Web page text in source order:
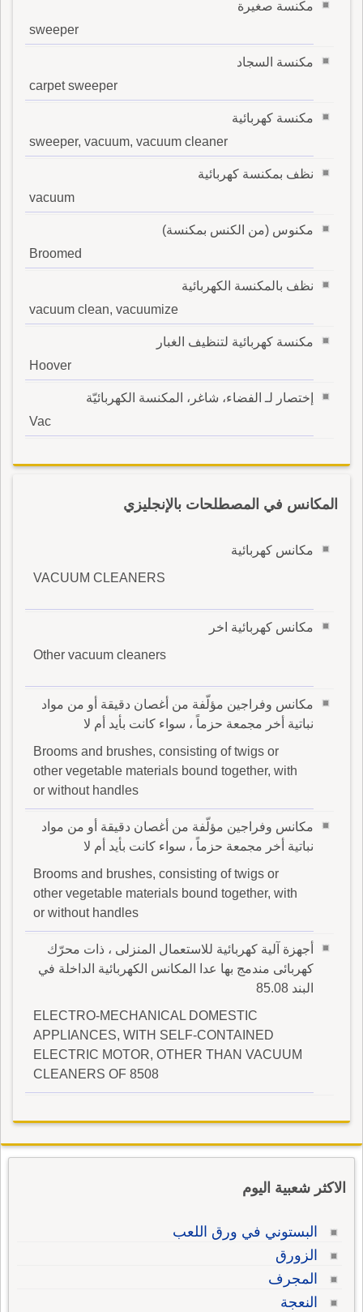
مكنسة صغيرة
sweeper
مكنسة السجاد
carpet sweeper
مكنسة كهربائية
sweeper, vacuum, vacuum cleaner
نظف بمكنسة كهربائية
vacuum
مكنوس (من الكنس بمكنسة)
Broomed
نظف بالمكنسة الكهربائية
vacuum clean, vacuumize
مكنسة كهربائية لتنظيف الغبار
Hoover
إختصار لـ الفضاء، شاغر، المكنسة الكهربائيّة
Vac
المكانس في المصطلحات بالإنجليزي
مكانس كهربائية
VACUUM CLEANERS
مكانس كهربائية اخر
Other vacuum cleaners
مكانس وفراجين مؤلّفة من أغصان دقيقة أو من مواد
نباتية أخر مجمعة حزماً ، سواء كانت بأيد أم لا
Brooms and brushes, consisting of twigs or
other vegetable materials bound together, with
or without handles
مكانس وفراجين مؤلّفة من أغصان دقيقة أو من مواد
نباتية أخر مجمعة حزماً ، سواء كانت بأيد أم لا
Brooms and brushes, consisting of twigs or
other vegetable materials bound together, with
or without handles
أجهزة آلية كهربائية للاستعمال المنزلى ، ذات محرّك
كهربائى مندمج بها عدا المكانس الكهربائية الداخلة في
البند 85.08
ELECTRO-MECHANICAL DOMESTIC
APPLIANCES, WITH SELF-CONTAINED
ELECTRIC MOTOR, OTHER THAN VACUUM
CLEANERS OF 8508
الاكثر شعبية اليوم
البستوني في ورق اللعب
الزورق
المجرف
النعجة